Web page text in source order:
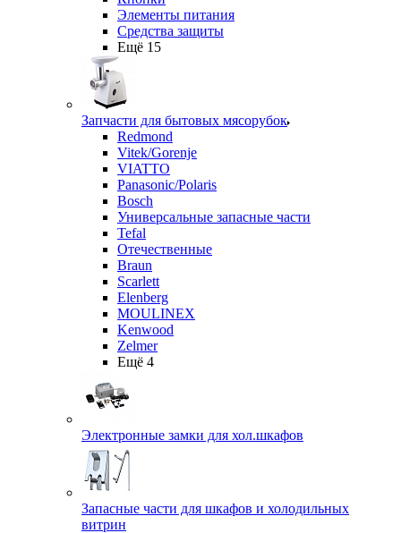
Элементы питания
Средства защиты
Ещё 15
Запчасти для бытовых мясорубок
Redmond
Vitek/Gorenje
VIATTO
Panasonic/Polaris
Bosch
Универсальные запасные части
Tefal
Отечественные
Braun
Scarlett
Elenberg
MOULINEX
Kenwood
Zelmer
Ещё 4
Электронные замки для хол.шкафов
Запасные части для шкафов и холодильных
витрин